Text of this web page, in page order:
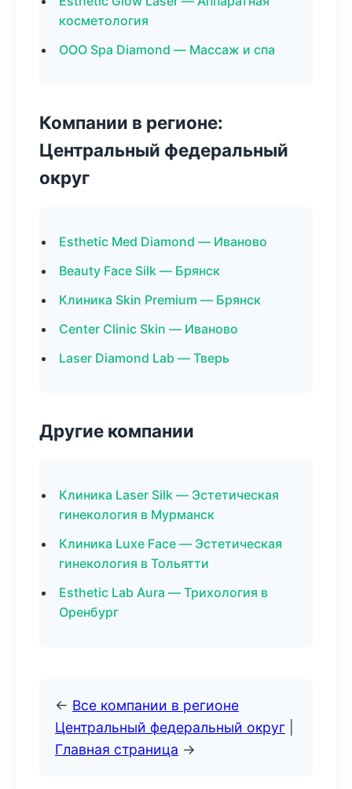
косметология
ООО Spa Diamond — Массаж и спа
Компании в регионе:
Центральный федеральный
округ
Esthetic Med Diamond — Иваново
Beauty Face Silk — Брянск
Клиника Skin Premium — Брянск
Center Clinic Skin — Иваново
Laser Diamond Lab — Тверь
Другие компании
Клиника Laser Silk — Эстетическая
гинекология в Мурманск
Клиника Luxe Face — Эстетическая
гинекология в Тольятти
Esthetic Lab Aura — Трихология в
Оренбург
← Все компании в регионе
Центральный федеральный округ
Главная страница →